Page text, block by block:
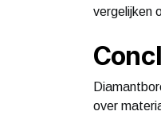
vergelijken
over